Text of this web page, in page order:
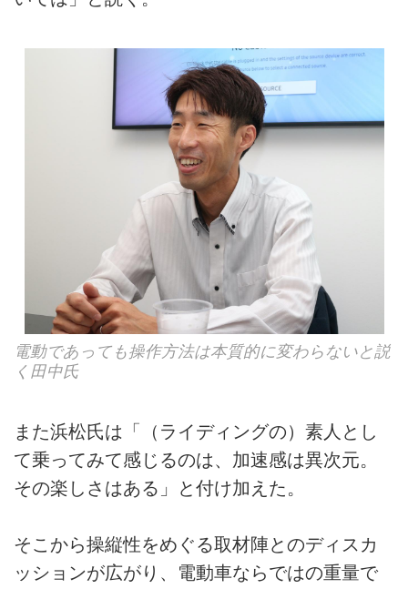
電動であっても操作方法は本質的に変わらないと説
く田中氏
また浜松氏は「（ライディングの）素人とし
て乗ってみて感じるのは、加速感は異次元。
その楽しさはある」と付け加えた。
そこから操縦性をめぐる取材陣とのディスカ
ッションが広がり、電動車ならではの重量で